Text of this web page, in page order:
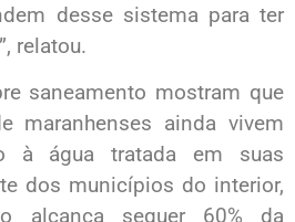
desse sistema para ter
relatou.
saneamento mostram que
maranhenses ainda vivem
à água tratada em suas
dos municípios do interior,
alcança sequer 60% da